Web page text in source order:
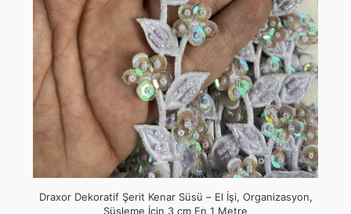
Draxor Dekoratif Şerit Kenar Süsü – El İşi, Organizasyon,
Süsleme İçin 3 cm En 1 Metre